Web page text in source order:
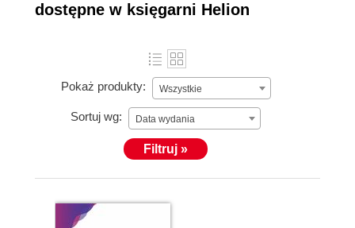
dostępne w księgarni Helion
Pokaż produkty: Wszystkie
Sortuj wg: Data wydania
Filtruj »